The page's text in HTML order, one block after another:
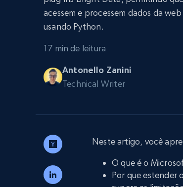
dados com
INFRAESTRUTURA PROXY
para extração eficiente
INFRAESTRUTURA PROXY
Proxies ISP
acessem e processem dados da
usando Python.
17 min de leitura
Antonello Zanini
Technical Writer
Neste artigo, você
O que é o
Por que estender